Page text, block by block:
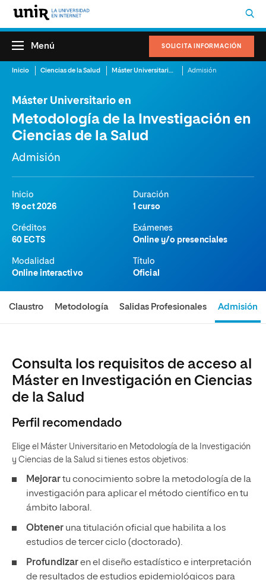
SOLICITA INFORMACIÓN
Menú
Inicio Ciencias de la Salud Máster Universitario en Metodología de la Investigación en Ciencias de la Salud Admisión
Máster Universitario en
Metodología de la Investigación en
Ciencias de la Salud
Admisión
Inicio
19 oct 2026
Duración
1 curso
Créditos
60 ECTS
Exámenes
Online y/o presenciales
Modalidad
Online interactivo
Título
Oficial
Claustro Metodología Salidas Profesionales Admisión
Consulta los requisitos de acceso al
Máster en Investigación en Ciencias
de la Salud
Perfil recomendado
Elige el Máster Universitario en Metodología de la Investigación
y Ciencias de la Salud si tienes estos objetivos:
Mejorartu conocimiento sobre la metodología de la
investigación para aplicar el método científico en tu
ámbito laboral.
Obtener una titulación oficial que habilita a los
estudios de tercer ciclo (doctorado).
Profundizaren el diseño estadístico e interpretación
de resultados de estudios epidemiológicos para